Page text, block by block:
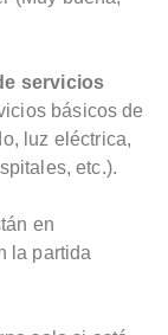
servicios
básicos de
luz eléctrica,
etc.).
en
la partida